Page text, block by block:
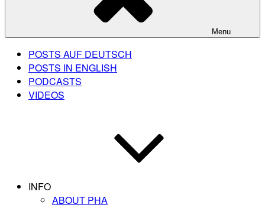
Menu
POSTS AUF DEUTSCH
POSTS IN ENGLISH
PODCASTS
VIDEOS
INFO
ABOUT PHA